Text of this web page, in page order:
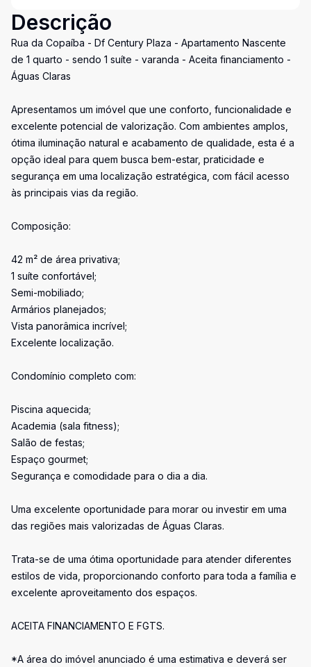
Descrição
Rua da Copaíba - Df Century Plaza - Apartamento Nascente
de 1 quarto - sendo 1 suíte - varanda - Aceita financiamento -
Águas Claras
Apresentamos um imóvel que une conforto, funcionalidade e
excelente potencial de valorização. Com ambientes amplos,
ótima iluminação natural e acabamento de qualidade, esta é a
opção ideal para quem busca bem-estar, praticidade e
segurança em uma localização estratégica, com fácil acesso
às principais vias da região.
Composição:
42 m² de área privativa;
1 suíte confortável;
Semi-mobiliado;
Armários planejados;
Vista panorâmica incrível;
Excelente localização.
Condomínio completo com:
Piscina aquecida;
Academia (sala fitness);
Salão de festas;
Espaço gourmet;
Segurança e comodidade para o dia a dia.
Uma excelente oportunidade para morar ou investir em uma
das regiões mais valorizadas de Águas Claras.
Trata-se de uma ótima oportunidade para atender diferentes
estilos de vida, proporcionando conforto para toda a família e
excelente aproveitamento dos espaços.
ACEITA FINANCIAMENTO E FGTS.
*A área do imóvel anunciado é uma estimativa e deverá ser